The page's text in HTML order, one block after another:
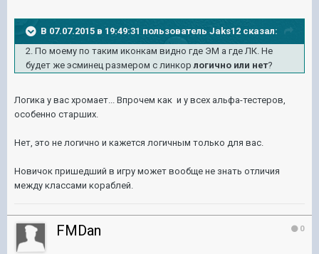
В 07.07.2015 в 19:49:31 пользователь Jaks12 сказал:
2. По моему по таким иконкам видно где ЭМ а где ЛК. Не
будет же эсминец размером с линкорлогично или нет?
Логика у вас хромает... Впрочем как и у всех альфа-тестеров,
особенно старших.
Нет, это не логично и кажется логичным только для вас.
Новичок пришедший в игру может вообще не знать отличия
между классами кораблей.
0
FMDan